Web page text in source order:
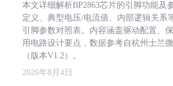
本文详细解析BP2863芯片的引脚功能及
定义、典型电压/电流值、内部逻辑关系
引脚参数对照表。内容涵盖驱动配置、
用电路设计要点，数据参考自杭州士兰
（版本V1.2）。
2026年8月4日